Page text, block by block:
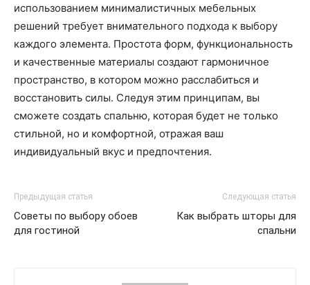
использованием минималистичных мебельных
решений требует внимательного подхода к выбору
каждого элемента. Простота форм, функциональность
и качественные материалы создают гармоничное
пространство, в котором можно расслабиться и
восстановить силы. Следуя этим принципам, вы
сможете создать спальню, которая будет не только
стильной, но и комфортной, отражая ваш
индивидуальный вкус и предпочтения.
Предыдущая статья
Советы по выбору обоев
для гостиной
Следующая статья
Как выбрать шторы для
спальни